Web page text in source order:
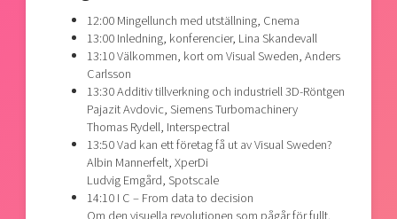
12:00 Mingellunch med utställning, Cnema
13:00 Inledning, konferencier, Lina Skandevall
13:10 Välkommen, kort om Visual Sweden, Anders
Carlsson
13:30 Additiv tillverkning och industriell 3D-Röntgen
Pajazit Avdovic, Siemens Turbomachinery
Thomas Rydell, Interspectral
13:50 Vad kan ett företag få ut av Visual Sweden?
Albin Mannerfelt, XperDi
Ludvig Emgård, Spotscale
14:10 I C – From data to decision